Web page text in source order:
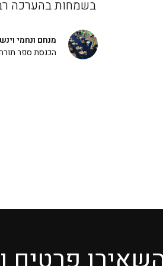
בשמחות בהערכה
מנחם ונחמי
הכנסת ספר